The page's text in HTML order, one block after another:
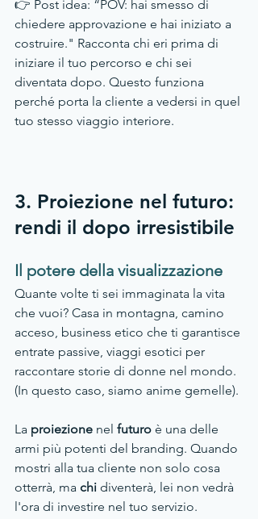
👉 Post idea: “POV: hai smesso di
chiedere approvazione e hai iniziato a
costruire." Racconta chi eri prima di
iniziare il tuo percorso e chi sei
diventata dopo. Questo funziona
perché porta la cliente a vedersi in quel
tuo stesso viaggio interiore.
3. Proiezione nel futuro:
rendi il dopo irresistibile
Il potere della visualizzazione
Quante volte ti sei immaginata la vita
che vuoi? Casa in montagna, camino
acceso, business etico che ti garantisce
entrate passive, viaggi esotici per
raccontare storie di donne nel mondo.
(In questo caso, siamo anime gemelle).
La proiezione nel futuro è una delle
armi più potenti del branding. Quando
mostri alla tua cliente non solo cosa
otterrà, ma chi diventerà, lei non vedrà
l'ora di investire nel tuo servizio.